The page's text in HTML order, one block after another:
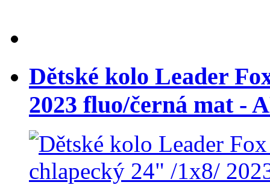
Dětské kolo Leader
2023 fluo/černá mat -